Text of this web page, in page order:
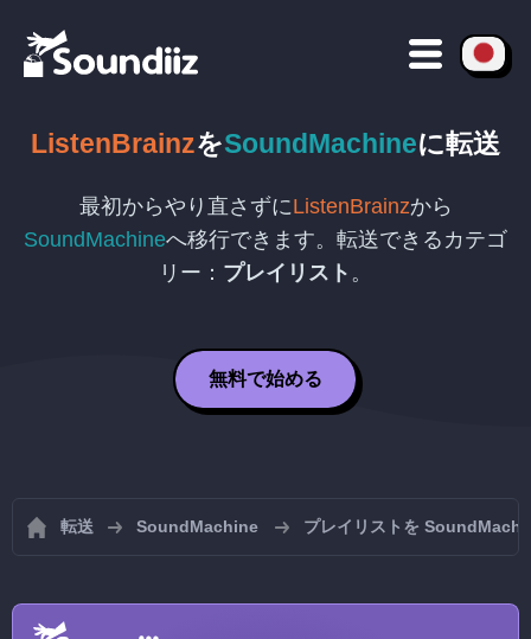
ListenBrainzをSoundMachineに転送
最初からやり直さずにListenBrainzから
SoundMachineへ移行できます。転送できるカテゴ
リー： プレイリスト 。
無料で始める
転送 SoundMachine プレイリストを